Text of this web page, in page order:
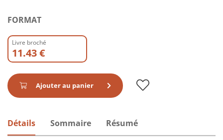
FORMAT
Livre broché
11.43 €
Ajouter au panier
Détails Sommaire Résumé